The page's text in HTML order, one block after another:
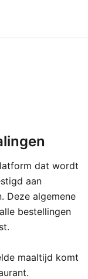
dat wordt
aan
Deze algemene
bestellingen
maaltijd komt